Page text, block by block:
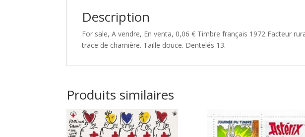
Description
For sale, A vendre, En venta, 0,06 € Timbre français 1972 Facteur
trace de charnière. Taille douce. Dentelés 13.
Produits similaires